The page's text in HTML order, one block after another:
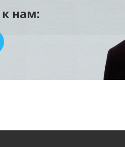
нам: